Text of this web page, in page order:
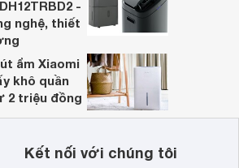
-
nghệ, thiết
ẩm Xiaomi
khô quần
2 triệu đồng
Kết nối với chúng tôi